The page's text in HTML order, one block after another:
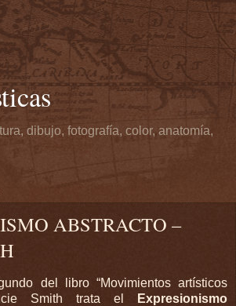
dibujo, fotografía, color, anatomía,
ABSTRACTO –
del libro “Movimientos artísticos
Smith trata el
Expresionismo